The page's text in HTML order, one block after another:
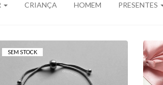
CRIANÇA HOMEM PRESENTES
SEM STOCK